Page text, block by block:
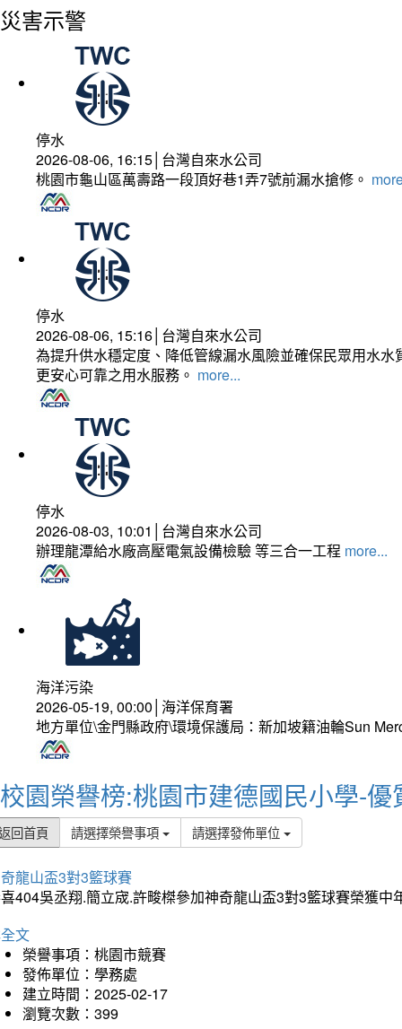
災害示警
停水
2026-08-06, 16:15│台灣自來水公司
桃園市龜山區萬壽路一段頂好巷1弄7號前漏水搶修。
停水
2026-08-06, 15:16│台灣自來水公司
為提升供水穩定度、降低管線漏水風險並確保民眾用水
更安心可靠之用水服務。 more...
停水
2026-08-03, 10:01│台灣自來水公司
辦理龍潭給水廠高壓電氣設備檢驗 等三合一工程 more...
海洋污染
2026-05-19, 00:00│海洋保育署
地方單位\金門縣政府\環境保護局：新加坡籍油輪Sun
校園榮譽榜:桃園市建德國民小學-優
回首頁 請選擇榮譽事項 請選擇發佈單位
龍山盃3對3籃球賽
404吳丞翔.簡立宬.許畯榤參加神奇龍山盃3對3籃球賽榮獲中
文
榮譽事項：桃園市競賽
發佈單位：學務處
建立時間：2025-02-17
瀏覽次數：399